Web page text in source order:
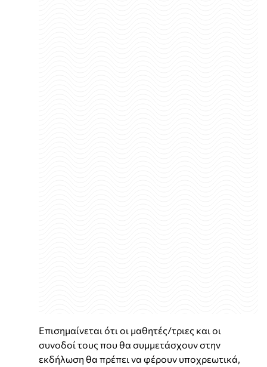
Επισημαίνεται ότι οι μαθητές/τριες και οι
συνοδοί τους που θα συμμετάσχουν στην
εκδήλωση θα πρέπει να φέρουν υποχρεωτικά,